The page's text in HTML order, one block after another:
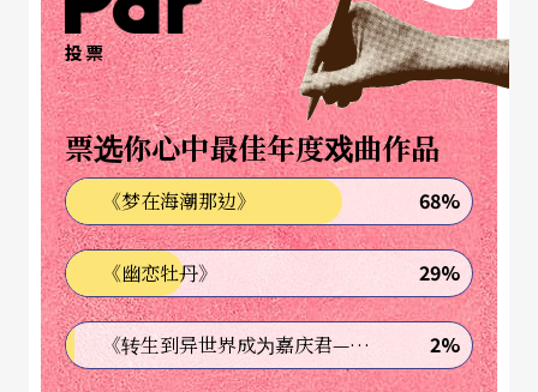
细小音符的轻灵或流畅的旋律线。此种诠释需要乐
团所有团员主动进入音乐，与指挥同步，乐在心
中，方能整齐划一，并且不失轻灵与流畅。另一方
面，由于团员无法完全依赖指挥的拍子，势必自动
自发全力以赴，整体感觉也就有精神得多。由音乐
会开场的韦伯《奥柏龙序曲》演出情形看来，团员
似乎尚未能完全习惯赫比希的诠释。演出中，指挥
成竹在胸，全曲背谱，乐团则是努力相随。管乐的
音色和整齐度均尚有很大改善空间，是可惜之处；
投票
票选你心中最佳年度戏曲作品
《梦在海潮那边》 68%
《幽恋牡丹》 29%
《转生到异世界成为嘉庆君—发现我的祖先是诈骗集团!?》 2%